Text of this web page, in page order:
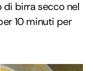
di birra secco nel
10 minuti per